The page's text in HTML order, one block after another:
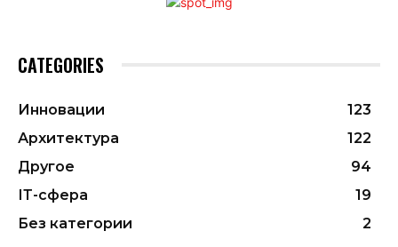
CATEGORIES
Инновации
123
Архитектура
122
Другое
94
ІТ-сфера
19
Без категории
2